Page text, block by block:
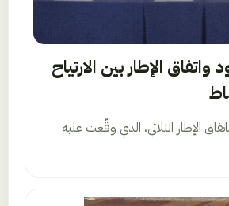
الإطار بين الارتياح
الإطار الثلاثي، الذي وقّعت عليه